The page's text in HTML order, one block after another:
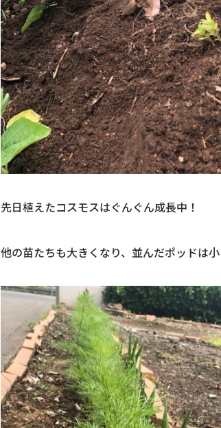
先日植えたコスモスはぐんぐん成長中！
他の苗たちも大きくなり、並んだポッドは